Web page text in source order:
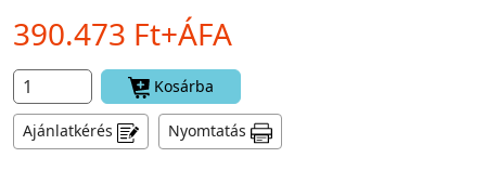
390.473 Ft+ÁFA
Kosárba
Ajánlatkérés Nyomtatás